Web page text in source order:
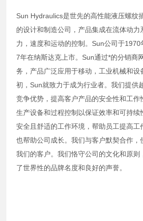
Sun Hydraulics是世先的高性能液压螺纹
的设计和制造公司，产品集成在流体动力
力，速度和运动的控制。Sun公司于
7年在纳斯达克上市。Sun通过*的分销商
务，产品广泛应用于移动，工业机械和设
初，Sun就致力于成为行业者。我们提供
竞争优势，提高客户产品的安全性和工作
生产设备和过程控制以保证效率和可持续
安全且舒适的工作环境，帮助员工提高工
也帮助公司成长。我们与客户默契合作，
我们的客户。我们恪守公司的文化和原则
了世界性的品牌名度和良好的声誉。